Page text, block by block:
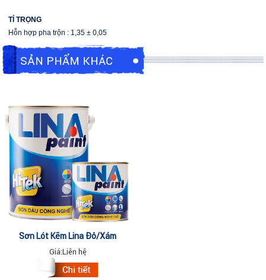
TỈ TRỌNG
Hỗn hợp pha trộn : 1,35 ± 0,05
SẢN PHẨM KHÁC
Sơn Lót Kẽm Lina Đỏ/xám
(lon/800gram)
Giá:Liên hệ